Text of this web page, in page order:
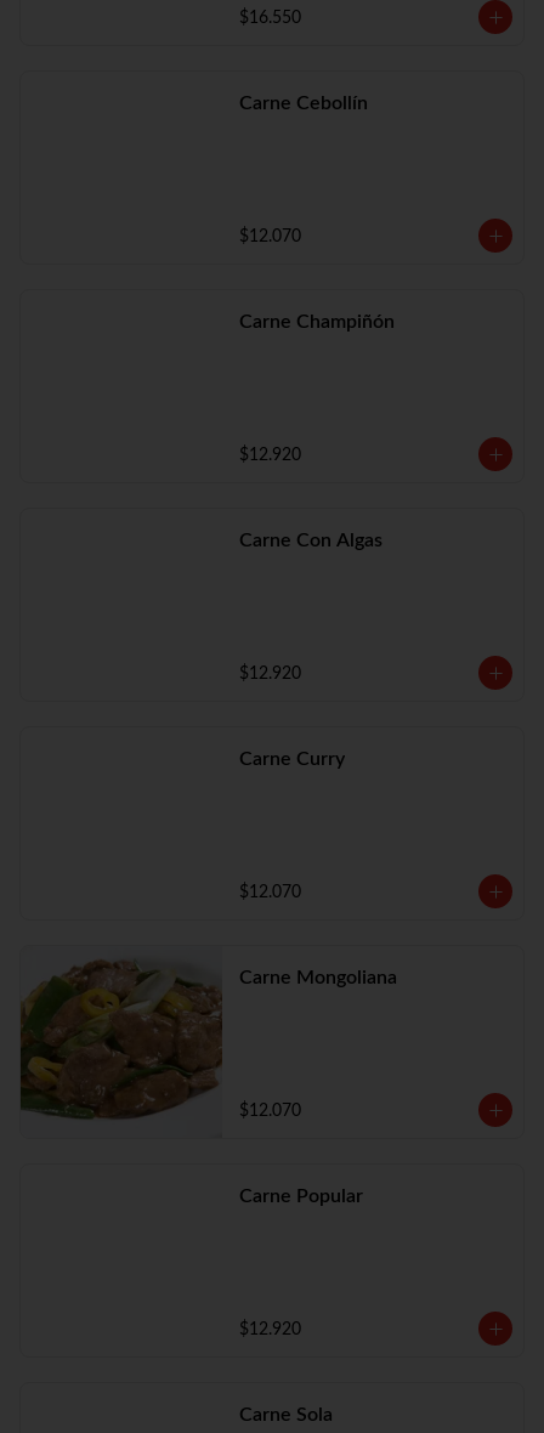
$16.550
Carne Cebollín
$12.070
Carne Champiñón
$12.920
Carne Con Algas
$12.920
Carne Curry
$12.070
Carne Mongoliana
$12.070
Carne Popular
$12.920
Carne Sola